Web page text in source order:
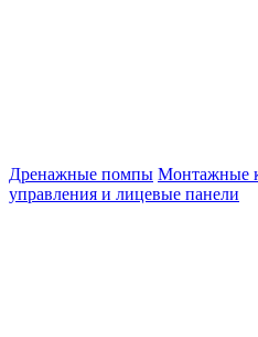
Дренажные помпы Монтажные
управления и лицевые панели